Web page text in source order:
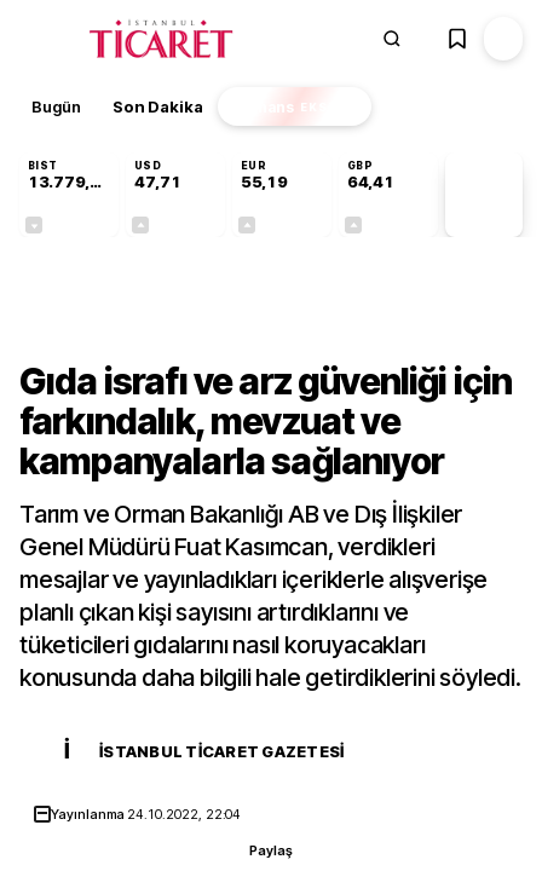
Bugün Son Dakika Finans EKSTRA
BIST
13.779,39
USD
47,71
EUR
55,19
GBP
64,41
Gıda israfı ve arz güvenliği için
farkındalık, mevzuat ve
kampanyalarla sağlanıyor
Tarım ve Orman Bakanlığı AB ve Dış İlişkiler
Genel Müdürü Fuat Kasımcan, verdikleri
mesajlar ve yayınladıkları içeriklerle alışverişe
planlı çıkan kişi sayısını artırdıklarını ve
tüketicileri gıdalarını nasıl koruyacakları
konusunda daha bilgili hale getirdiklerini söyledi.
İ İSTANBUL TICARET GAZETESI
Yayınlanma 24.10.2022, 22:04
Paylaş